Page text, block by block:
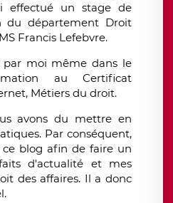
effectué un stage de
du département Droit
Francis Lefebvre.
moi même dans le
au Certificat
Métiers du droit.
avons du mettre en
Par conséquent,
blog afin de faire un
d'actualité et mes
des affaires. Il a donc